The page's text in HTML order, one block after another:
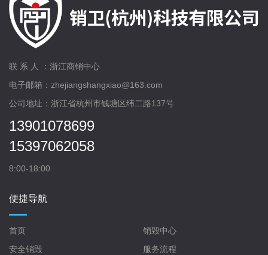
联 系 人 ：浙江商销中心
电子邮箱：zhejiangshangxiao@163.com
公司地址：浙江省杭州市钱塘区纬二路137号
13901078699
15397062058
8:00-18:00
便捷导航
首页
销毁中心
安全销毁
服务流程